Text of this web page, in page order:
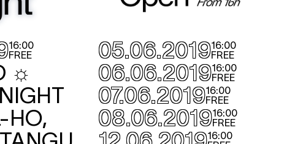
16:00
FREE
☼
HO,
05.06.201916:00
FREE
06.06.201916:00
FREE
07.06.201916:00
FREE
08.06.201916:00
FREE
16:00